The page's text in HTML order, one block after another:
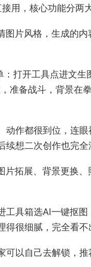
，核心功能分两
片风格，生成的
打开工具点进文
备战斗，背景在拳
作都很到位，连
想二次创作也完全
拓展、背景更换
具箱选AI一键抠
很细腻，完全看不
以自己去解锁，